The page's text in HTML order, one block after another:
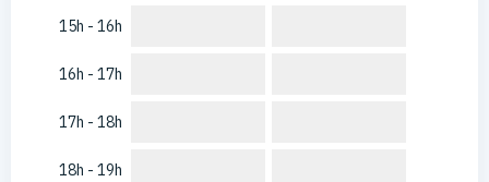
15h - 16h
16h - 17h
17h - 18h
18h - 19h